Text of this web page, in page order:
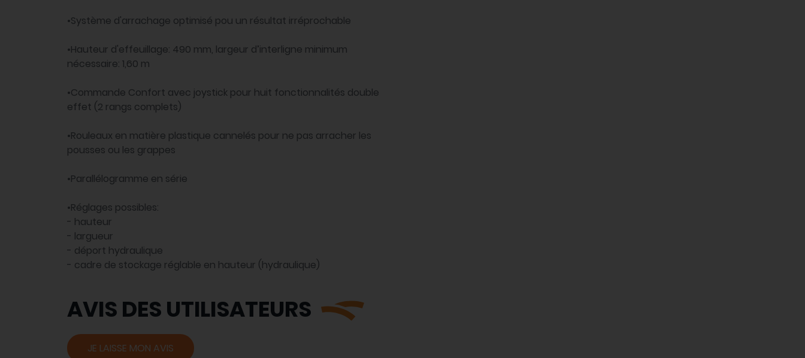
•Système d'arrachage optimisé pou un résultat irréprochable
•Hauteur d'effeuillage: 490 mm, largeur d’interligne minimum
nécessaire: 1,60 m
•Commande Confort avec joystick pour huit fonctionnalités double
effet (2 rangs complets)
•Rouleaux en matière plastique cannelés pour ne pas arracher les
pousses ou les grappes
•Parallélogramme en série
•Réglages possibles:
- hauteur
- largueur
- déport hydraulique
- cadre de stockage réglable en hauteur (hydraulique)
AVIS DES UTILISATEURS
JE LAISSE MON AVIS